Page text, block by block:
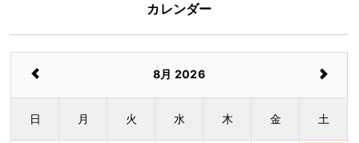
カレンダー
8月 2026
日 月 火 水 木 金 土